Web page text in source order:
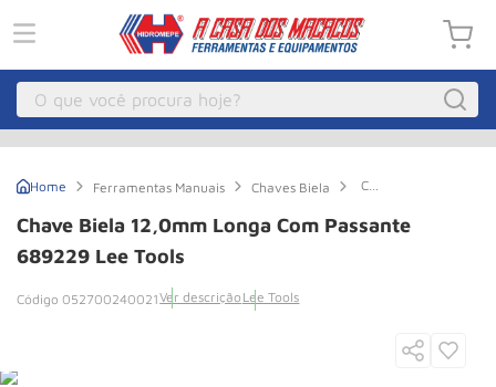
O que você procura hoje?
Ferramentas Manuais Chaves Biela
Chave
12,0mm
Longa
Chave Biela 12,0mm Longa Com Passante
689229 Lee Tools
052700240021Ver descrição Lee Tools
º Macaco Hidraulico